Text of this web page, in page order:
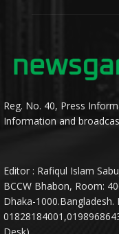
Reg. No. 40, Press
Information and
Editor : Rafiqul Islam
BCCW Bhabon, Room:
Dhaka-1000.Bangladesh.
Desk).